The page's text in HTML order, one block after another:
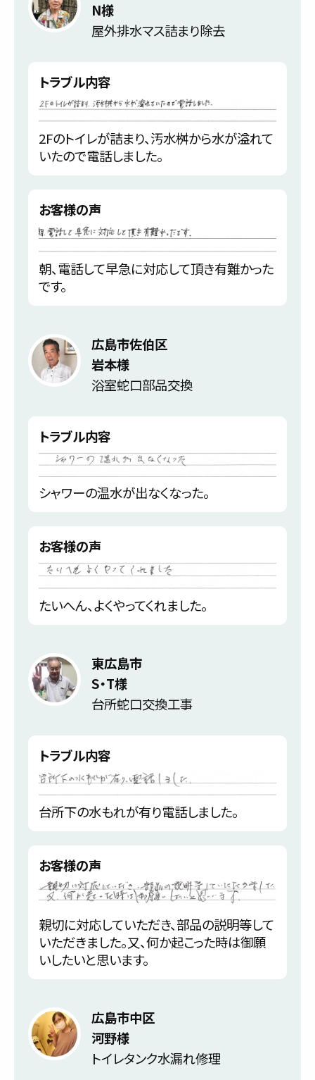
N様
屋外排水マス詰まり除去
トラブル内容
2Fのトイレが詰まり、汚水桝から水が溢れて
いたので電話しました。
お客様の声
朝、電話して早急に対応して頂き有難かった
です。
広島市佐伯区
岩本様
浴室蛇口部品交換
トラブル内容
シャワーの温水が出なくなった。
お客様の声
たいへん、よくやってくれました。
東広島市
S・T様
台所蛇口交換工事
トラブル内容
台所下の水もれが有り電話しました。
お客様の声
親切に対応していただき、部品の説明等して
いただきました。又、何か起こった時は御願
いしたいと思います。
広島市中区
河野様
トイレタンク水漏れ修理